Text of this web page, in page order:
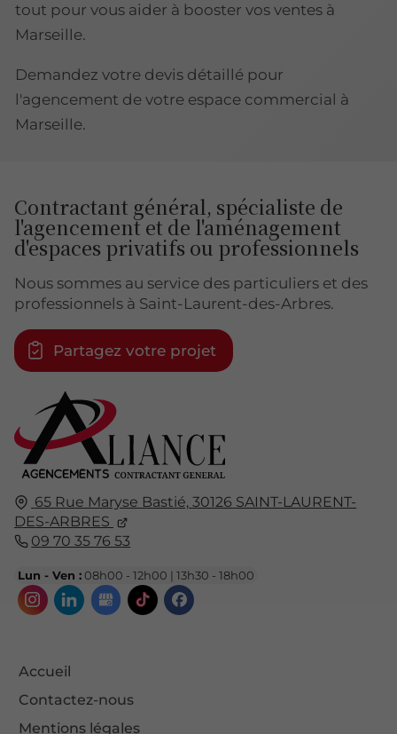
tout pour vous aider à booster vos ventes à
Marseille.
Demandez votre devis détaillé pour
l'agencement de votre espace commercial à
Marseille.
65 Rue Maryse Bastié, 30126 SAINT-LAURENT-
DES-ARBRES
09 70 35 76 53
Lun - Ven : 08h00 - 12h00 | 13h30 - 18h00
Accueil
Contactez-nous
Mentions légales
Contractant général, spécialiste de
l'agencement et de l'aménagement
d'espaces privatifs ou professionnels
Nous sommes au service des particuliers et des
professionnels à Saint-Laurent-des-Arbres.
Partagez votre projet